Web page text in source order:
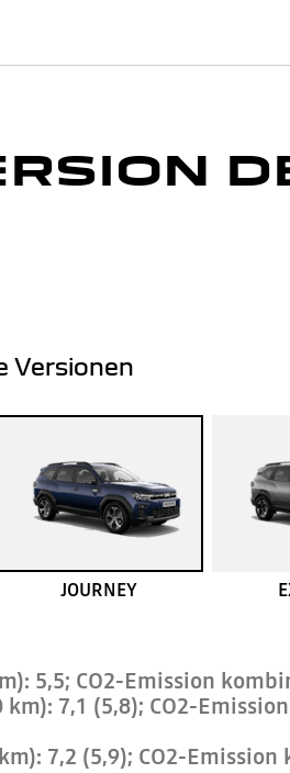
Versionen
JOURNEY
5,5; CO2-Emission
7,1 (5,8); CO2-
7,2 (5,9); CO2-